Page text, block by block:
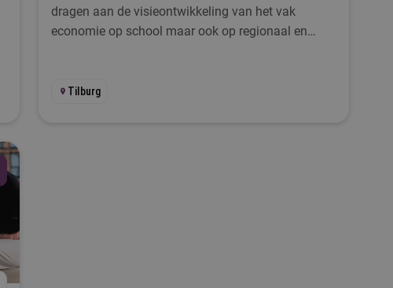
dragen aan de visieontwikkeling van het vak
economie op school maar ook op regionaal en
Tilburg